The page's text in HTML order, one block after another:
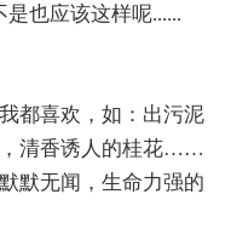
也应该这样呢......
都喜欢，如：出污泥
，清香诱人的桂花……
默无闻，生命力强的